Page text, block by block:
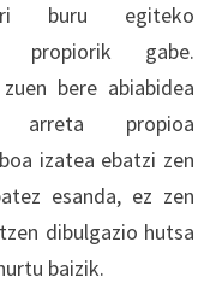
buru egiteko
propiorik gabe.
bere abiabidea
arreta propioa
izatea ebatzi zen
esanda, ez zen
dibulgazio hutsa
baizik.